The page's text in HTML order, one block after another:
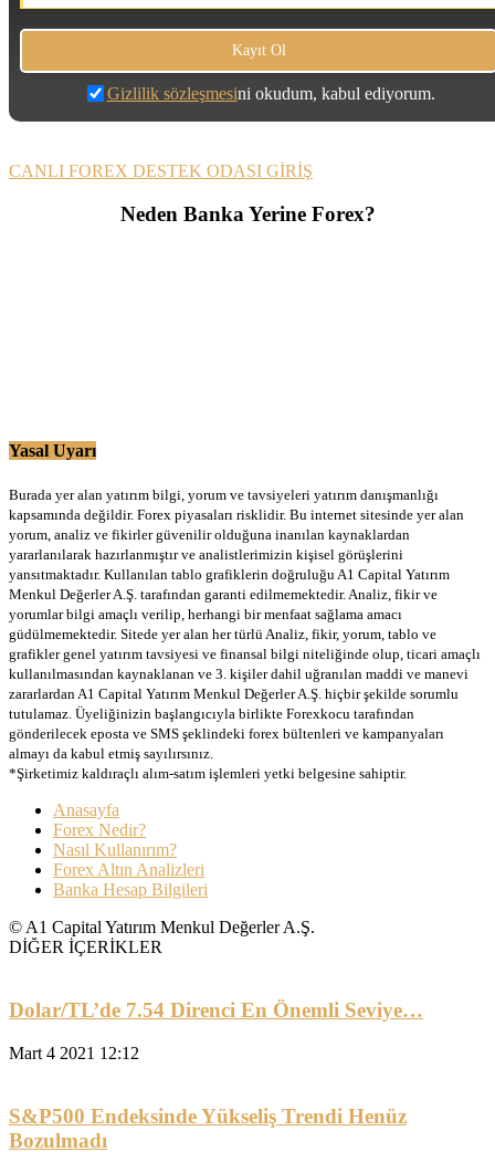
Gizlilik sözleşmesini okudum, kabul ediyorum.
CANLI FOREX DESTEK ODASI GİRİŞ
Neden Banka Yerine Forex?
Yasal Uyarı
Burada yer alan yatırım bilgi, yorum ve tavsiyeleri yatırım danışmanlığı
kapsamında değildir. Forex piyasaları risklidir. Bu internet sitesinde yer alan
yorum, analiz ve fikirler güvenilir olduğuna inanılan kaynaklardan
yararlanılarak hazırlanmıştır ve analistlerimizin kişisel görüşlerini
yansıtmaktadır. Kullanılan tablo grafiklerin doğruluğu A1 Capital Yatırım
Menkul Değerler A.Ş. tarafından garanti edilmemektedir. Analiz, fikir ve
yorumlar bilgi amaçlı verilip, herhangi bir menfaat sağlama amacı
güdülmemektedir. Sitede yer alan her türlü Analiz, fikir, yorum, tablo ve
grafikler genel yatırım tavsiyesi ve finansal bilgi niteliğinde olup, ticari amaçlı
kullanılmasından kaynaklanan ve 3. kişiler dahil uğranılan maddi ve manevi
zararlardan A1 Capital Yatırım Menkul Değerler A.Ş. hiçbir şekilde sorumlu
tutulamaz. Üyeliğinizin başlangıcıyla birlikte Forexkocu tarafından
gönderilecek eposta ve SMS şeklindeki forex bültenleri ve kampanyaları
almayı da kabul etmiş sayılırsınız.
*Şirketimiz kaldıraçlı alım-satım işlemleri yetki belgesine sahiptir.
Anasayfa
Forex Nedir?
Nasıl Kullanırım?
Forex Altın Analizleri
Banka Hesap Bilgileri
© A1 Capital Yatırım Menkul Değerler A.Ş.
DİĞER İÇERİKLER
Dolar/TL’de 7.54 Direnci En Önemli Seviye…
Mart 4 2021 12:12
S&P500 Endeksinde Yükseliş Trendi Henüz
Bozulmadı